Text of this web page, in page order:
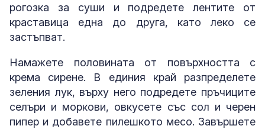
рогозка за суши и подредете лентите от
краставица една до друга, като леко се
застъпват.
Намажете половината от повърхността с
крема сирене. В единия край разпределете
зеления лук, върху него подредете пръчиците
селъри и моркови, овкусете със сол и черен
пипер и добавете пилешкото месо. Завършете